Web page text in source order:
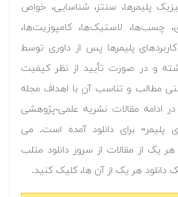
پلیمرها، سنتز، شناسایی، خواص
چسب‌ها، لاستیک‌ها، کامپوزیت‌ها،
پلیمرها پس از داوری توسط
و در صورت تأیید از نظر کیفیت
مطالب و تناسب آن با اهداف مجله
ادامه مقالات نشریه علمی-پژوهشی
پلیمر» برای دانلود آمده است. می
هر یک از مقالات از سرور دانلود متلب
دانلود هر یک از آن ها، کلیک کنید.